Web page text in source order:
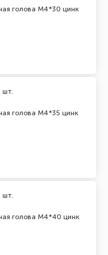
голова М4*30 цинк
голова М4*35 цинк
шт.
голова М4*40 цинк
шт.